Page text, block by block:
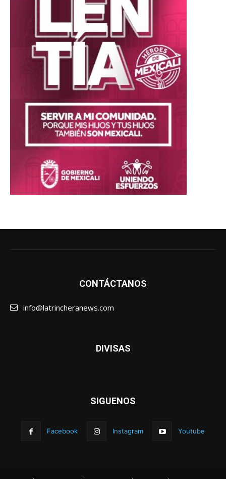
CONTÁCTANOS
info@latrincheranews.com
DIVISAS
SIGUENOS
Facebook Instagram Youtube